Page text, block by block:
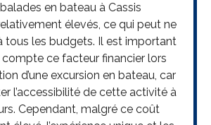
en bateau à Cassis
élevés, ce qui peut ne
tous les budgets. Il est important
ce facteur financier lors
d’une excursion en bateau, car
l’accessibilité de cette activité à
Cependant, malgré ce coût